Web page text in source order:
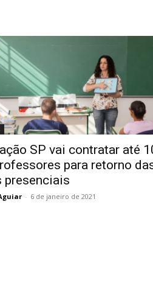
SP vai contratar até
para retorno
presenciais
- 6 de janeiro de 2021